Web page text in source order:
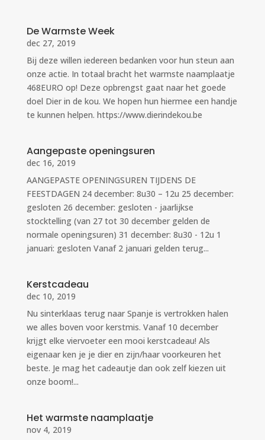
De Warmste Week
dec 27, 2019
Bij deze willen iedereen bedanken voor hun steun aan
onze actie. In totaal bracht het warmste naamplaatje
468EURO op! Deze opbrengst gaat naar het goede
doel Dier in de kou. We hopen hun hiermee een handje
te kunnen helpen. https://www.dierindekou.be
Aangepaste openingsuren
dec 16, 2019
AANGEPASTE OPENINGSUREN TIJDENS DE
FEESTDAGEN 24 december: 8u30 – 12u 25 december:
gesloten 26 december: gesloten - jaarlijkse
stocktelling (van 27 tot 30 december gelden de
normale openingsuren) 31 december: 8u30 - 12u 1
januari: gesloten Vanaf 2 januari gelden terug...
Kerstcadeau
dec 10, 2019
Nu sinterklaas terug naar Spanje is vertrokken halen
we alles boven voor kerstmis. Vanaf 10 december
krijgt elke viervoeter een mooi kerstcadeau! Als
eigenaar ken je je dier en zijn/haar voorkeuren het
beste. Je mag het cadeautje dan ook zelf kiezen uit
onze boom!...
Het warmste naamplaatje
nov 4, 2019